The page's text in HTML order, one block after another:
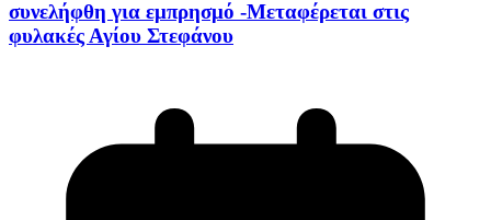
συνελήφθη για εμπρησμό -Μεταφέρεται στις
φυλακές Αγίου Στεφάνου